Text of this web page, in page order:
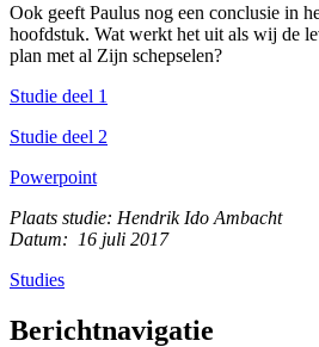
Ook geeft Paulus nog een conclusie in
hoofdstuk. Wat werkt het uit als wij de
plan met al Zijn schepselen?
Studie deel 1
Studie deel 2
Powerpoint
Plaats studie: Hendrik Ido Ambacht
Datum: 16 juli 2017
Studies
Berichtnavigatie